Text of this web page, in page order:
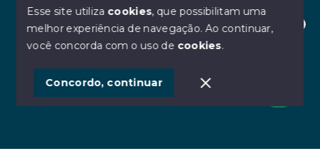
© Copyright 2026 - RR Andrade Imóveis - Todos os
SITE PARA IMOBILIARIA
Olá! Estamos disponíveis para te ajudar.
Esse site utiliza cookies, que possibilitam uma
melhor experiência de navegação.Ao continuar,
você concorda com o uso de cookies.
Concordo, continuar